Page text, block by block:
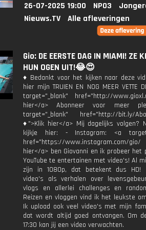
26-07-2025 19:00 NPO3
Nieuws.TV
Alle afleveringen
Gio: DE EERSTE DAG IN MIAMI! ZE
HUN OGEN UIT!😂😍
♦ Bedankt voor het kijken naar deze
hier mijn TRUIEN EN NOG MEER VETTE
target="_blank" href="http://
hier</a> Abonneer voor meer
target="_blank" href="http://bit.ly/
♦">Klik hier</a> Mij dagelijks volgen?
kijkje hier: - Instagram: <a
href="https://www.instagram.com/
hier</a> ben Giovanni en ik probeer het
YouTube te entertainen met video's! Al
zijn in 1080p, dat betekent dus HD!
video's als verhalen over
vlogs en allerlei challenges en
Reizen en vloggen vind ik het leukste
Ik upload ook veel video's met mijn
dat wordt altijd goed ontvangen. Om
17:30 kan jij een video verwachten.